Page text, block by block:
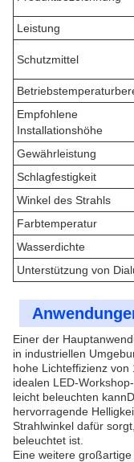
Leistung
Schutzmittel
Empfohlene
Installationshöhe
Gewährleistung
Schlagfestigkeit
Winkel des Strahls
Farbtemperatur
Wasserdichte
Unterstützung von
Einer der
in industriellen
hohe Lichteffizienz
idealen LED-
leicht beleuchten
hervorragende
Strahlwinkel dafür
beleuchtet ist.
Eine weitere